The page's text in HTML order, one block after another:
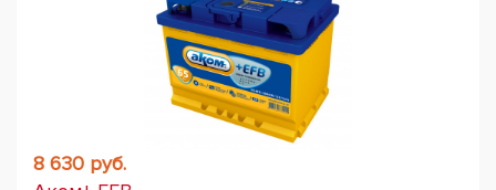
8 630 руб.